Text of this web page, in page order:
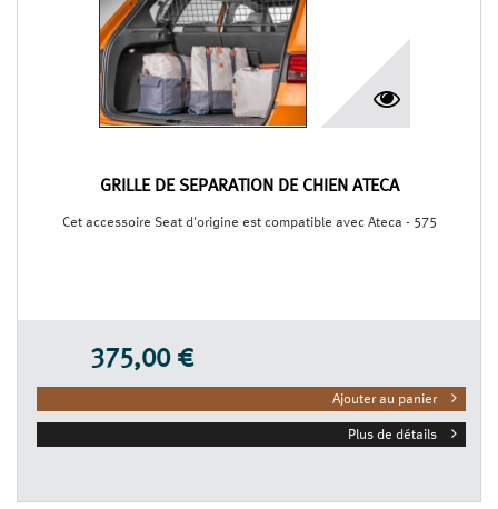
GRILLE DE SÉPARATION DE CHIEN ATECA
Cet accessoire Seat d'origine est compatible avec Ateca - 575
375,00 €
Ajouter au panier
Plus de détails